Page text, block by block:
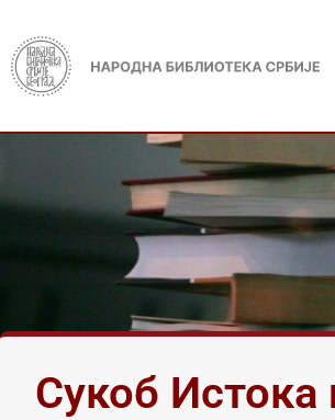
Сукоб Истока